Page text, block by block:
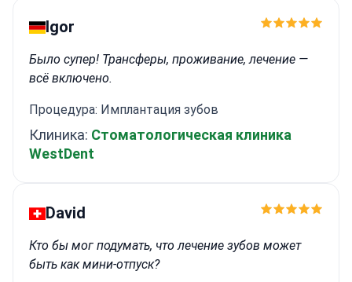
также работает профессором оральной и
челюстно-лицевой хирургии в UIC Barcelona.
<\/p>
Igor
Было супер! Трансферы, проживание, лечение —
всё включено.
Процедура: Имплантация зубов
Клиника: Стоматологическая клиника
WestDent
David
Кто бы мог подумать, что лечение зубов может
быть как мини-отпуск?